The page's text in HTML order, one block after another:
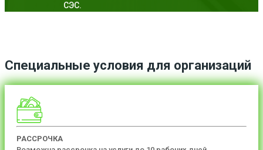
СЭС.
Специальные условия для организаций
РАССРОЧКА